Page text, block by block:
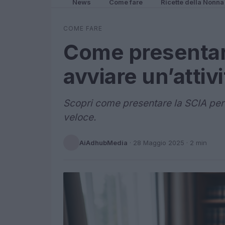
News Come fare Ricette della Nonna
COME FARE
Come
avviare
Scopri come presentare la SCIA
veloce.
AiAdhubMedia · 28 Maggio 2025 · 2 min